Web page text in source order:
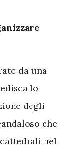
da una
lo
degli
che
nel